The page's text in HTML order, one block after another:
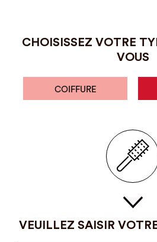
CHOISISSEZ VOTRE
VOUS
COIFFURE
VEUILLEZ SAISIR